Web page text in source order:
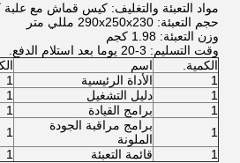
مواد التعبئة والتغليف: كيس قماش مع علبة
حجم التعبئة: 290x250x230 مللي متر
وزن التعبئة: 1.98 كجم
وقت التسليم: 3-20 يوما بعد استلام الدفع.
الكمية.
اسم
1
الأداة الرئيسية 1
1
دليل التشغيل 1
1
برامج القيادة 1
1
برامج مراقبة الجودة
الملونة
1
1
قائمة التعبئة 1